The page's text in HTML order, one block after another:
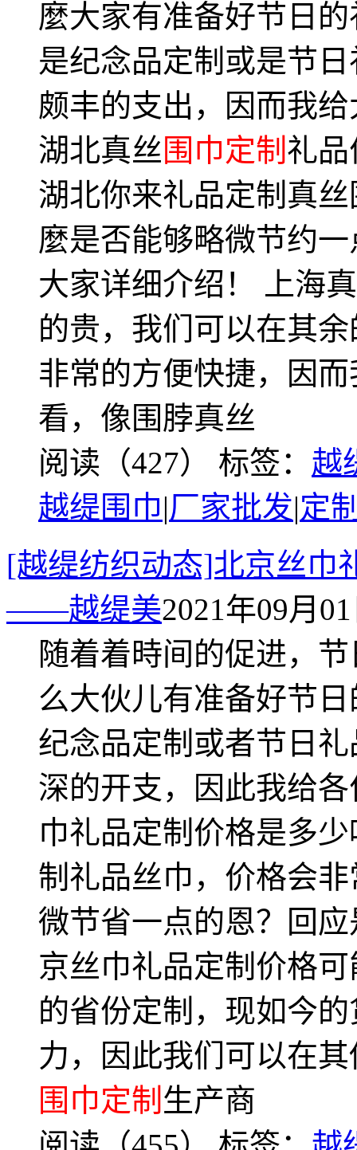
麼大家有准备好节日
是纪念品定制或是节
颇丰的支出，因而我
湖北真丝 围巾定制 礼
湖北你来礼品定制真
麼是否能够略微节约
大家详细介绍！ 上海
的贵，我们可以在其
非常的方便快捷，因
看，像围脖真丝
阅读（427） 标签： 越
越缇围巾|厂家批发|定
[越缇纺织动态]北京丝巾
——越缇美2021年09月
随着着時间的促进，
么大伙儿有准备好节
纪念品定制或者节日
深的开支，因此我给
巾礼品定制价格是多
制礼品丝巾，价格会
微节省一点的恩？回
京丝巾礼品定制价格
的省份定制，现如今
力，因此我们可以在
围巾定制 生产商